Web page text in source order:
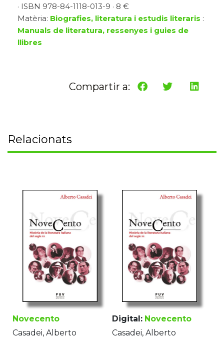
· ISBN 978-84-1118-013-9 · 8 €
Matèria: Biografies, literatura i estudis literaris :
Manuals de literatura, ressenyes i guies de
llibres
Compartir a:
Relacionats
Novecento
Casadei, Alberto
Digital: Novecento
Casadei, Alberto